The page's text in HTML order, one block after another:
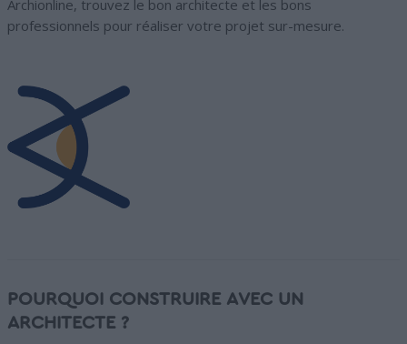
Archionline, trouvez le bon architecte et les bons
professionnels pour réaliser votre projet sur-mesure.
POURQUOI CONSTRUIRE AVEC UN
ARCHITECTE ?